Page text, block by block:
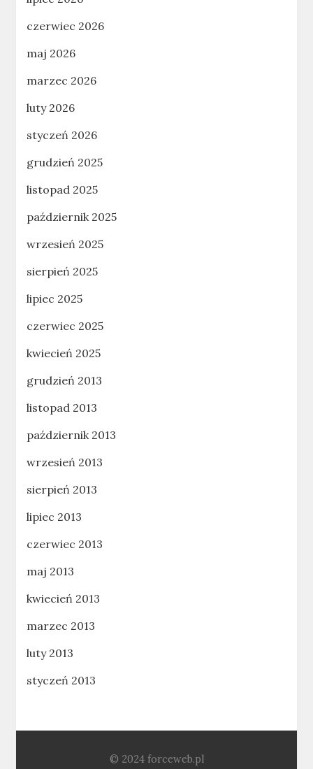
czerwiec 2026
maj 2026
marzec 2026
luty 2026
styczeń 2026
grudzień 2025
listopad 2025
październik 2025
wrzesień 2025
sierpień 2025
lipiec 2025
czerwiec 2025
kwiecień 2025
grudzień 2013
listopad 2013
październik 2013
wrzesień 2013
sierpień 2013
lipiec 2013
czerwiec 2013
maj 2013
kwiecień 2013
marzec 2013
luty 2013
styczeń 2013
© 2024 forceweb.pl